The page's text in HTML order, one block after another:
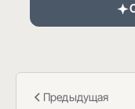
Предыдущая